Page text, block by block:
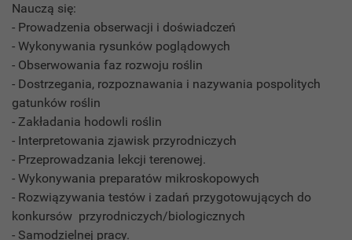
Nauczą się:
- Prowadzenia obserwacji i doświadczeń
- Wykonywania rysunków poglądowych
- Obserwowania faz rozwoju roślin
- Dostrzegania, rozpoznawania i nazywania pospolitych
gatunków roślin
- Zakładania hodowli roślin
- Interpretowania zjawisk przyrodniczych
- Przeprowadzania lekcji terenowej.
- Wykonywania preparatów mikroskopowych
- Rozwiązywania testów i zadań przygotowujących do
konkursów przyrodniczych/biologicznych
- Samodzielnej pracy.